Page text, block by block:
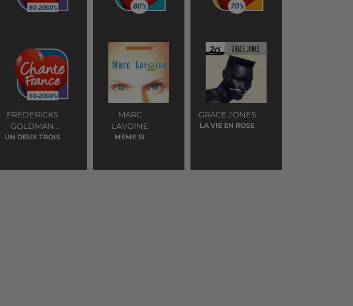
FREDERICKS
GOLDMAN
JONES
UN DEUX TROIS
MARC
LAVOINE
MEME SI
GRACE JONES
LA VIE EN ROSE